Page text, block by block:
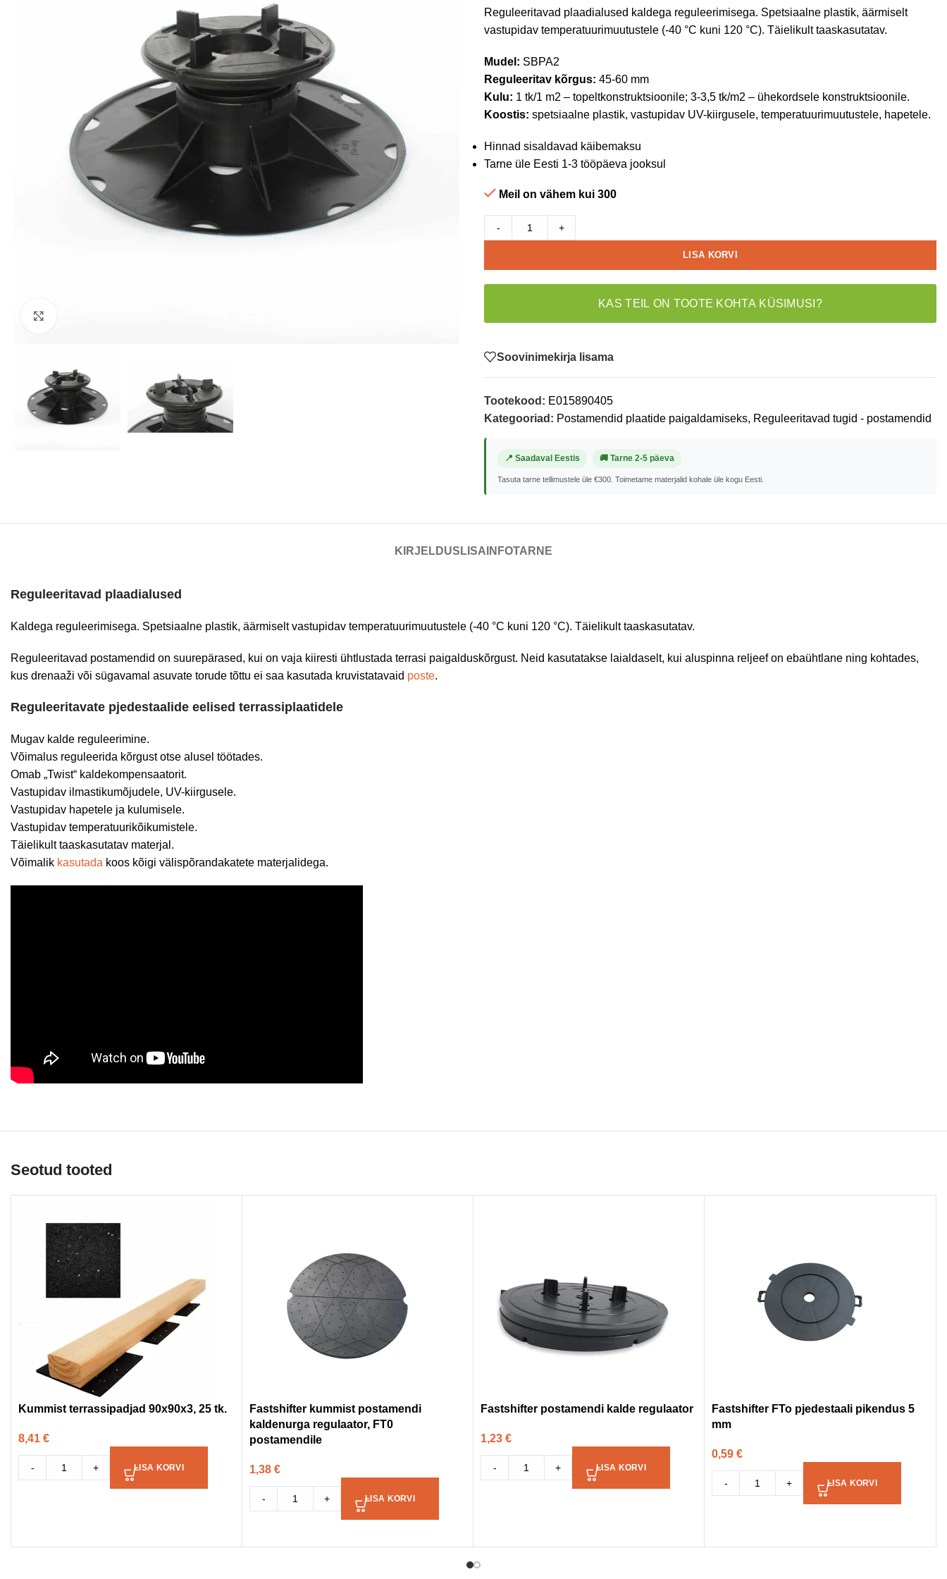
Reguleeritavad plaadialused kaldega reguleerimisega. Spetsiaalne plastik, äärmiselt
vastupidav temperatuurimuutustele (-40 °C kuni 120 °C). Täielikult taaskasutatav.
Mudel: SBPA2
Reguleeritav kõrgus: 45-60 mm
Kulu: 1 tk/1 m2 – topeltkonstruktsioonile; 3-3,5 tk/m2 – ühekordsele konstruktsioonile.
Koostis: spetsiaalne plastik, vastupidav UV-kiirgusele, temperatuurimuutustele, hapetele.
Hinnad sisaldavad käibemaksu
Tarne üle Eesti 1-3 tööpäeva jooksul
Meil on vähem kui 300
- +
LISA KORVI
KAS TEIL ON TOOTE KOHTA KÜSIMUSI?
Soovinimekirja lisama
Tootekood: E015890405
Kategooriad: Postamendid plaatide paigaldamiseks, Reguleeritavad tugid - postamendid
📍 Saadaval Eestis 🚚 Tarne 2-5 päeva
Tasuta tarne tellimustele üle €300. Toimetame materjalid kohale üle kogu Eesti.
KIRJELDUS LISAINFOTARNE
Reguleeritavad plaadialused
Kaldega reguleerimisega. Spetsiaalne plastik, äärmiselt vastupidav temperatuurimuutustele (-40 °C kuni 120 °C). Täielikult taaskasutatav.
Reguleeritavad postamendid on suurepärased, kui on vaja kiiresti ühtlustada terrasi paigalduskõrgust. Neid kasutatakse laialdaselt, kui aluspinna reljeef on ebaühtlane ning kohtades,
kus drenaaži või sügavamal asuvate torude tõttu ei saa kasutada kruvistatavaid poste.
Reguleeritavate pjedestaalide eelised terrassiplaatidele
Mugav kalde reguleerimine.
Võimalus reguleerida kõrgust otse alusel töötades.
Omab „Twist“ kaldekompensaatorit.
Vastupidav ilmastikumõjudele, UV-kiirgusele.
Vastupidav hapetele ja kulumisele.
Vastupidav temperatuurikõikumistele.
Täielikult taaskasutatav materjal.
Võimalik kasutada koos kõigi välispõrandakatete materjalidega.
Seotud tooted
Kummist terrassipadjad 90x90x3, 25 tk.
8,41 €
- + LISA KORVI
Fastshifter kummist postamendi
kaldenurga regulaator, FT0
postamendile
1,38 €
- + LISA KORVI
Fastshifter postamendi kalde regulaator
1,23 €
- + LISA KORVI
Fastshifter FTo pjedestaali pikendus 5
mm
0,59 €
- + LISA KORVI